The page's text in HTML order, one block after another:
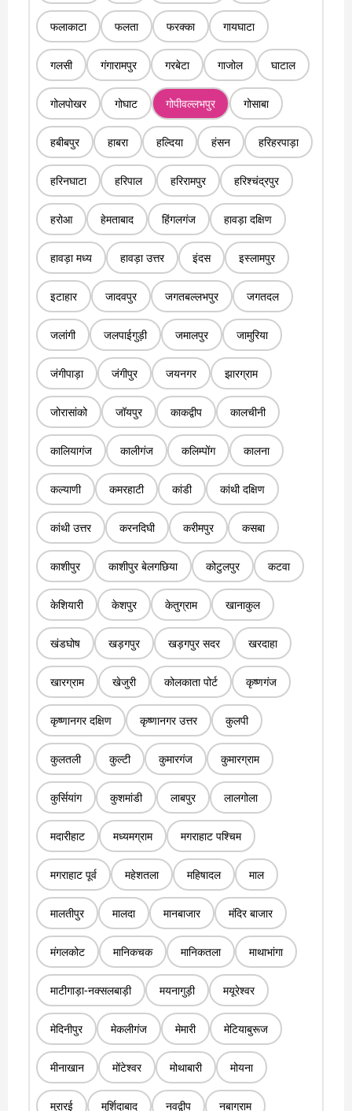
फलाकाटा फलता फरक्का गायघाटा
गलसी गंगारामपुर गरबेटा गाजोल घाटाल
गोलपोखर गोघाट गोपीवल्लभपुर गोसाबा
हबीबपुर हाबरा हल्दिया हंसन हरिहरपाड़ा
हरिनघाटा हरिपाल हरिरामपुर हरिश्चंद्रपुर
हरोआ हेमताबाद हिंगलगंज हावड़ा दक्षिण
हावड़ा मध्य हावड़ा उत्तर इंदस इस्लामपुर
इटाहार जादवपुर जगतबल्लभपुर जगतदल
जलांगी जलपाईगुड़ी जमालपुर जामुरिया
जंगीपाड़ा जंगीपुर जयनगर झारग्राम
जोरासांको जॉयपुर काकद्वीप कालचीनी
कालियागंज कालीगंज कलिम्पोंग कालना
कल्याणी कमरहाटी कांडी कांथी दक्षिण
कांथी उत्तर करनदिघी करीमपुर कसबा
काशीपुर काशीपुर बेलगछिया कोटुलपुर कटवा
केशियारी केशपुर केतुग्राम खानाकुल
खंडघोष खड़गपुर खड़गपुर सदर खरदाहा
खारग्राम खेजुरी कोलकाता पोर्ट कृष्णगंज
कृष्णानगर दक्षिण कृष्णानगर उत्तर कुलपी
कुलतली कुल्टी कुमारगंज कुमारग्राम
कुर्सियांग कुशमांडी लाबपुर लालगोला
मदारीहाट मध्यमग्राम मगराहाट पश्चिम
मगराहाट पूर्व महेशतला महिषादल माल
मालतीपुर मालदा मानबाजार मंदिर बाजार
मंगलकोट मानिकचक मानिकतला माथाभांगा
माटीगाड़ा-नक्सलबाड़ी मयनागुड़ी मयूरेश्वर
मेदिनीपुर मेकलीगंज मेमारी मेटियाबुरूज
मीनाखान मोंटेश्वर मोथाबारी मोयना
मुरारई मुर्शिदाबाद नवद्वीप नबाग्राम